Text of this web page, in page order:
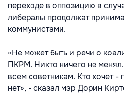
переходе в оппозицию в
либералы продолжат
коммунистами.
«Не может быть и речи о
ПКРМ. Никто ничего не
всем советникам. Кто хочет -
нет», - сказал мэр Дорин